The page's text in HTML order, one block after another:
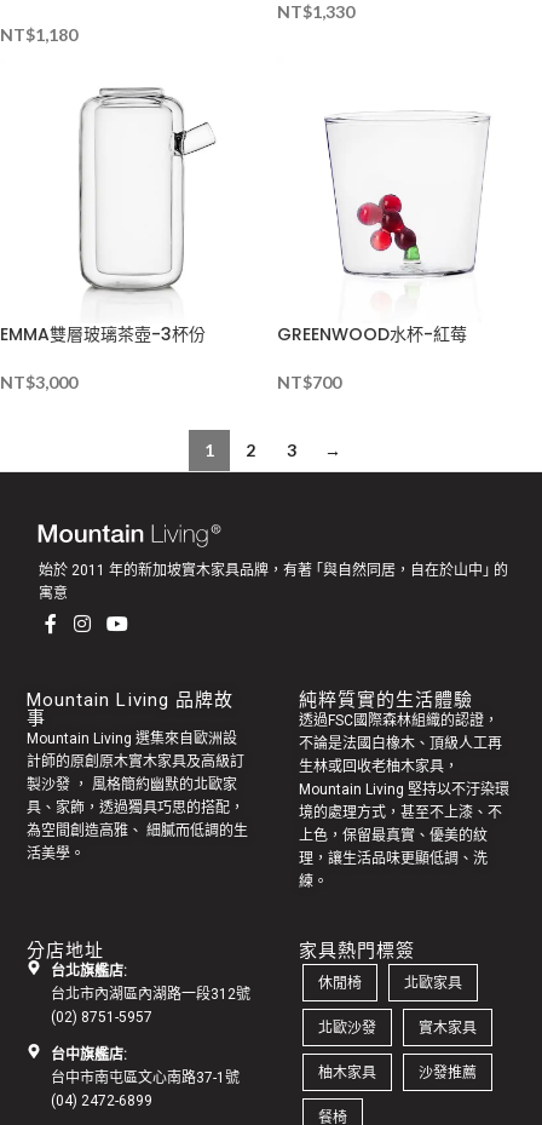
NT$1,180
NT$1,330
EMMA雙層玻璃茶壺-3杯份
NT$3,000
GREENWOOD水杯-紅莓
NT$700
1 2 3 →
始於 2011 年的新加坡實木家具品牌，有著 ｢與自然同居，自在於山中｣ 的
寓意
Mountain Living 品牌故
事
Mountain Living 選集來自歐洲設
計師的原創 原木實木家具及高級訂
製沙發 ， 風格簡約幽默的北歐家
具 、家飾，透過獨具巧思的搭配，
為空間創造高雅、 細膩而低調的生
活美學。
純粹質實的生活體驗
透過FSC國際森林組織的認證，
不論是法國白橡木、頂級人工再
生林或回收老柚木家具 ，
Mountain Living 堅持以不汙染環
境的處理方式，甚至不上漆、不
上色，保留最真實、優美的紋
理，讓生活品味更顯低調、洗
練。
分店地址
台北旗艦店:
台北市內湖區內湖路一段312號
(02) 8751-5957
台中旗艦店:
台中市南屯區文心南路37-1號
(04) 2472-6899
家具熱門標簽
休閒椅 北歐家具
北歐沙發 實木家具
柚木家具 沙發推薦
餐椅